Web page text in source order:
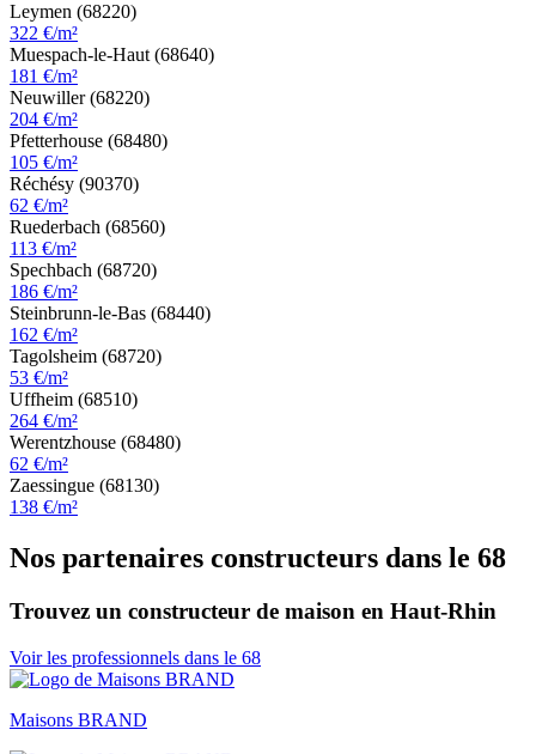
Leymen (68220)
322 €/m²
Muespach-le-Haut (68640)
181 €/m²
Neuwiller (68220)
204 €/m²
Pfetterhouse (68480)
105 €/m²
Réchésy (90370)
62 €/m²
Ruederbach (68560)
113 €/m²
Spechbach (68720)
186 €/m²
Steinbrunn-le-Bas (68440)
162 €/m²
Tagolsheim (68720)
53 €/m²
Uffheim (68510)
264 €/m²
Werentzhouse (68480)
62 €/m²
Zaessingue (68130)
138 €/m²
Nos partenaires constructeurs dans le 68
Trouvez un constructeur de maison en Haut-Rhin
Voir les professionnels dans le 68
Maisons BRAND